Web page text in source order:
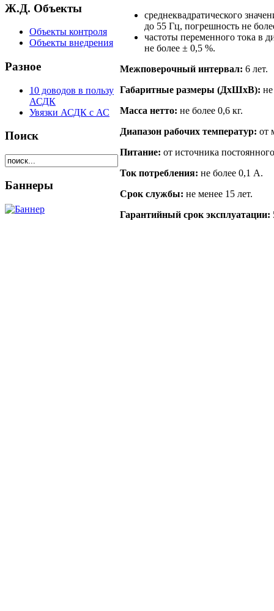
Ж.Д. Объекты
Объекты контроля
Объекты внедрения
Разное
10 доводов в пользу
АСДК
Увязки АСДК с АС
Поиск
Баннеры
среднеквадратического
до 55 Гц, погрешность не
частоты переменного тока в
не более ± 0,5 %.
Межповерочный интервал: 6 лет.
Габаритные размеры (ДхШхВ):
Масса нетто: не более 0,6 кг.
Диапазон рабочих температур: от
Питание: от источника
Ток потребления: не более 0,1 А.
Срок службы: не менее 15 лет.
Гарантийный срок эксплуатации: